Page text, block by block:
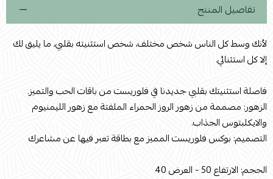
تفاصيل المنتج
لأنك وسط كل الناس شخص مختلف، شخص استثنيته بقلبي، ما يليق لك
إلا كل استثنائي.
فاصلة استثنيتك بقلبي جديدنا في فلوريست من باقات الحب والتميز.
الزهور: مصممة من زهور الروز الحمراء الملفتة مع زهور الليمنيوم
والايكلبتوس الجذاب.
التصميم: بوكس فلوريست المميز مع بطاقة تعبر فيها عن مشاعرك
الحجم: الارتفاع 50 - العرض 40